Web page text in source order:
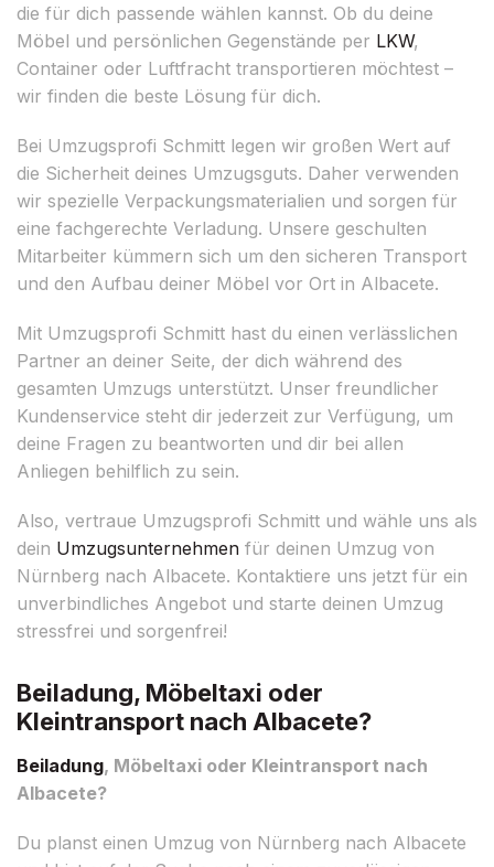
die für dich passende wählen kannst. Ob du deine
Möbel und persönlichen Gegenstände per LKW,
Container oder Luftfracht transportieren möchtest –
wir finden die beste Lösung für dich.
Bei Umzugsprofi Schmitt legen wir großen Wert auf
die Sicherheit deines Umzugsguts. Daher verwenden
wir spezielle Verpackungsmaterialien und sorgen für
eine fachgerechte Verladung. Unsere geschulten
Mitarbeiter kümmern sich um den sicheren Transport
und den Aufbau deiner Möbel vor Ort in Albacete.
Mit Umzugsprofi Schmitt hast du einen verlässlichen
Partner an deiner Seite, der dich während des
gesamten Umzugs unterstützt. Unser freundlicher
Kundenservice steht dir jederzeit zur Verfügung, um
deine Fragen zu beantworten und dir bei allen
Anliegen behilflich zu sein.
Also, vertraue Umzugsprofi Schmitt und wähle uns als
dein Umzugsunternehmen für deinen Umzug von
Nürnberg nach Albacete. Kontaktiere uns jetzt für ein
unverbindliches Angebot und starte deinen Umzug
stressfrei und sorgenfrei!
Beiladung, Möbeltaxi oder
Kleintransport nach Albacete?
Beiladung, Möbeltaxi oder Kleintransport nach
Albacete?
Du planst einen Umzug von Nürnberg nach Albacete